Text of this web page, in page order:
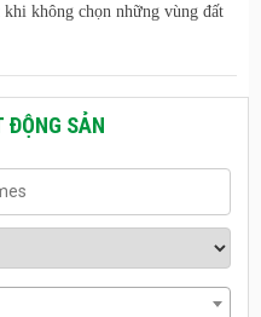
không chọn những vùng đất
ĐỘNG SẢN